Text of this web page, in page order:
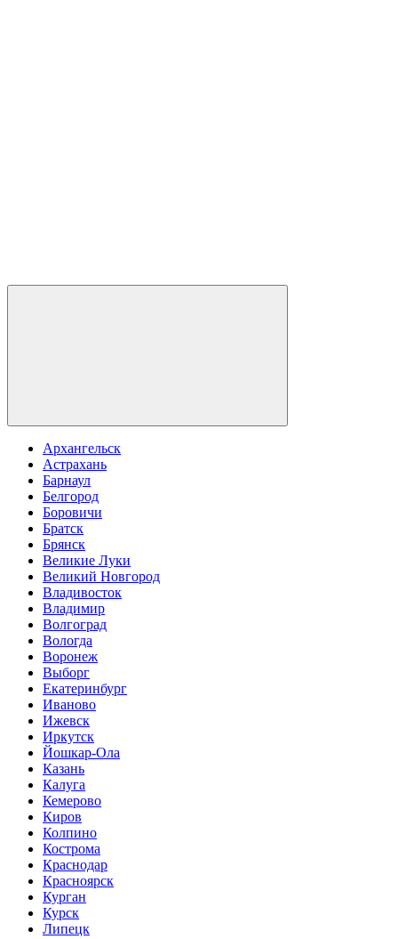
Архангельск
Астрахань
Барнаул
Белгород
Боровичи
Братск
Брянск
Великие Луки
Великий Новгород
Владивосток
Владимир
Волгоград
Вологда
Воронеж
Выборг
Екатеринбург
Иваново
Ижевск
Иркутск
Йошкар-Ола
Казань
Калуга
Кемерово
Киров
Колпино
Кострома
Краснодар
Красноярск
Курган
Курск
Липецк